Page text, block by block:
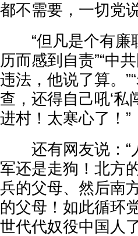
都不需要，一切党
“但凡是个有廉
历而感到自责”“中
违法，他说了算。
查，还得自己吼‘私
进村！太寒心了！”
还有网友说：“
军还是走狗！北方
兵的父母、然后南
的父母！如此循环
世代代奴役中国人